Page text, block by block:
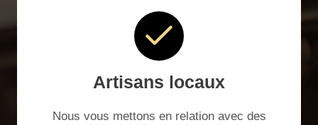
Artisans locaux
Nous vous mettons en relation avec des